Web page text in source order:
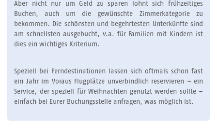
Aber nicht nur um Geld zu sparen lohnt sich frühzeitiges
Buchen, auch um die gewünschte Zimmerkategorie zu
bekommen. Die schönsten und begehrtesten Unterkünfte sind
am schnellsten ausgebucht, v.a. für Familien mit Kindern ist
dies ein wichtiges Kriterium.
Speziell bei Ferndestinationen lassen sich oftmals schon fast
ein Jahr im Voraus Flugplätze unverbindlich reservieren – ein
Service, der speziell für Weihnachten genutzt werden sollte –
einfach bei Eurer Buchungsstelle anfragen, was möglich ist.